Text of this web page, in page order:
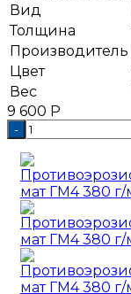
Вид
Толщина
Производитель
Цвет
Вес
9 600 Р
-